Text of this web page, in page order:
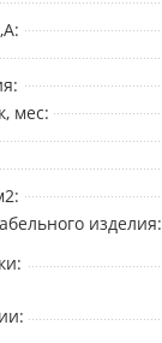
мес:
изделия: